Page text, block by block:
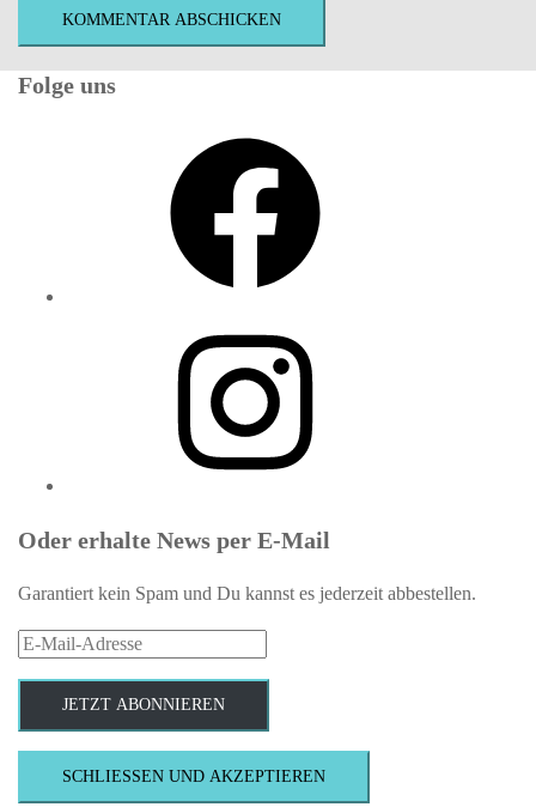
Folge uns
Oder erhalte News per E-Mail
Garantiert kein Spam und Du kannst es jederzeit abbestellen.
E-
AdresseJETZT ABONNIEREN